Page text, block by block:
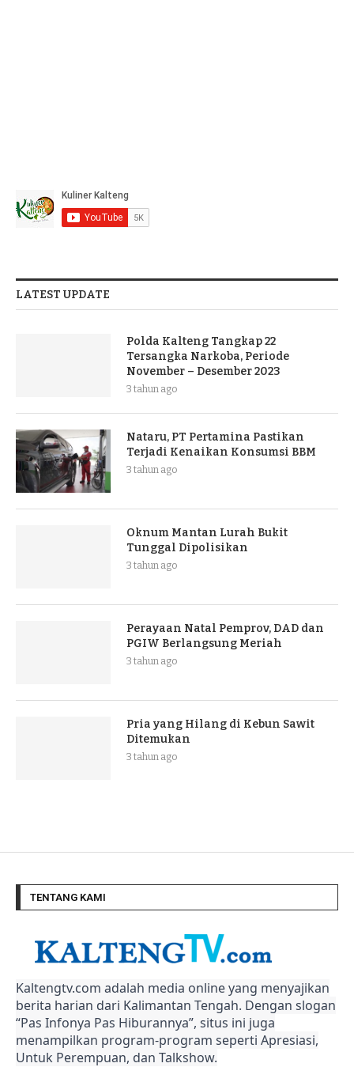
LATEST UPDATE
Polda Kalteng Tangkap 22
Tersangka Narkoba, Periode
November – Desember 2023
3 tahun ago
Nataru, PT Pertamina Pastikan
Terjadi Kenaikan Konsumsi BBM
3 tahun ago
Oknum Mantan Lurah Bukit
Tunggal Dipolisikan
3 tahun ago
Perayaan Natal Pemprov, DAD dan
PGIW Berlangsung Meriah
3 tahun ago
Pria yang Hilang di Kebun Sawit
Ditemukan
3 tahun ago
TENTANG KAMI
Kaltengtv.com adalah media online yang menyajikan
berita harian dari Kalimantan Tengah. Dengan slogan
“Pas Infonya Pas Hiburannya”, situs ini juga
menampilkan program-program seperti Apresiasi,
Untuk Perempuan, dan Talkshow.